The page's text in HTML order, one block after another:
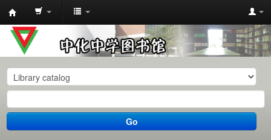
中
化
中
学
图
书
馆
Go